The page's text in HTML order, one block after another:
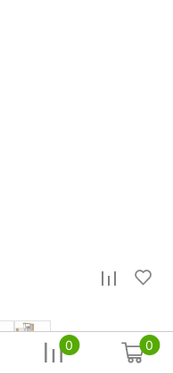
0 0